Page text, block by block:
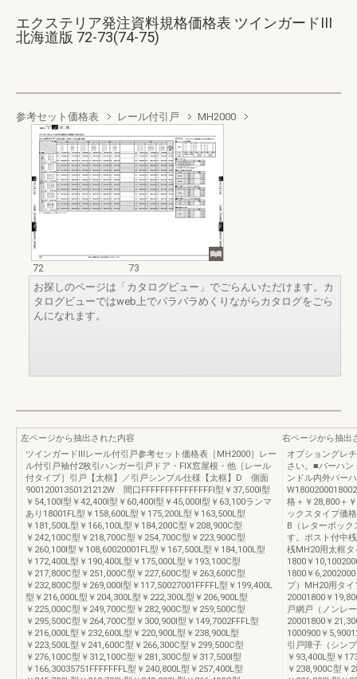
エクステリア発注資料規格価格表 ツインガードIII
北海道版 72-73(74-75)
参考セット価格表 レール付引戸 MH2000
72
73
お探しのページは「カタログビュー」でごらんいただけます。カ
タログビューではweb上でパラパラめくりながらカタログをごら
んになれます。
左ページから抽出された内容
ツインガードⅢレール付引戸参考セット価格表［MH2000］レー
ル付引戸袖付2枚引ハンガー引戸ドア・FIX窓屋根・他［レール
付タイプ］引戸【太框】／引戸シンプル仕様【太框】D 側面
90012001350121212W 間口FFFFFFFFFFFFFFFI型￥37,500I型
￥54,100I型￥42,400I型￥60,400I型￥45,000I型￥63,100ランマ
あり18001FL型￥158,600L型￥175,200L型￥163,500L型
￥181,500L型￥166,100L型￥184,200C型￥208,900C型
￥242,100C型￥218,700C型￥254,700C型￥223,900C型
￥260,100I型￥108,60020001FL型￥167,500L型￥184,100L型
￥172,400L型￥190,400L型￥175,000L型￥193,100C型
￥217,800C型￥251,000C型￥227,600C型￥263,600C型
￥232,800C型￥269,000I型￥117,50027001FFFFL型￥199,400L
型￥216,000L型￥204,300L型￥222,300L型￥206,900L型
￥225,000C型￥249,700C型￥282,900C型￥259,500C型
￥295,500C型￥264,700C型￥300,900I型￥149,7002FFFL型
￥216,000L型￥232,600L型￥220,900L型￥238,900L型
￥223,500L型￥241,600C型￥266,300C型￥299,500C型
￥276,100C型￥312,100C型￥281,300C型￥317,500I型
￥166,30035751FFFFFFFL型￥240,800L型￥257,400L型
右ページから抽出
オプショングレ
さい。■バーハン
ンドル内外バー
格＋￥28,800＋
ックスタイプ価
B（レターボッ
す。ポスト付中
桟MH20用太框
1800￥
1800￥
プ）MH20用タイ
20001800￥
戸網戸（ノンレ
20001800￥
1000900￥
引戸障子（シン
￥93,400L型￥
￥238,900C型￥